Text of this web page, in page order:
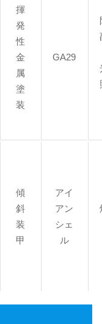
揮
発
性
金
属
塗
装
GA29
傾
斜
装
甲
アイ
アン
シェ
ル